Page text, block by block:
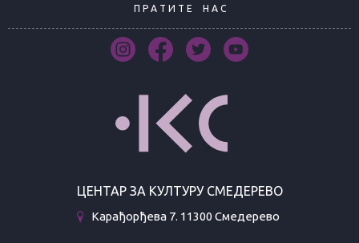
П Р А Т И Т Е Н А С
ЦЕНТАР ЗА КУЛТУРУ СМЕДЕРЕВО
Карађорђева 7. 11300 Смедерево